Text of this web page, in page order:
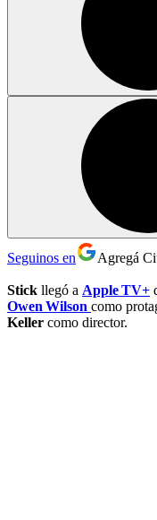
Seguinos en Agregá
Stick llegó a Apple TV+
Owen Wilson como
Keller como director.